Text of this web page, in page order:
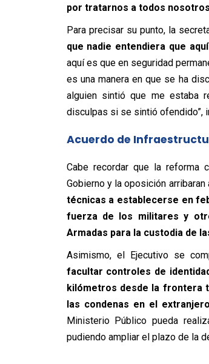
por tratarnos a todos
Para precisar su punto, la
que nadie entendiera que
aquí es que en seguridad
es una manera en que se ha
alguien sintió que me estaba
disculpas si se sintió ofendido”,
Acuerdo de
Cabe recordar que la reforma
Gobierno y la oposición
técnicas a establecerse en
fuerza de los militares y
Armadas para la custodia de
Asimismo, el Ejecutivo se
facultar controles de
kilómetros desde la frontera
las condenas en el
Ministerio Público pueda
pudiendo ampliar el plazo de la